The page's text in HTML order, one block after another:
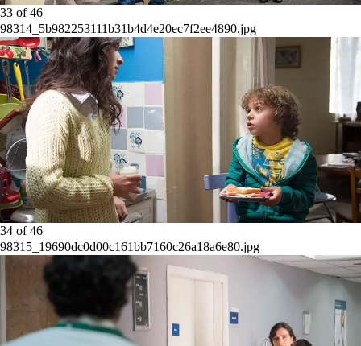
33 of46
98314_5b982253111b31b4d4e20ec7f2ee4890.jpg
34 of46
98315_19690dc0d00c161bb7160c26a18a6e80.jpg